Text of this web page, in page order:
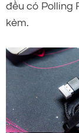
đều có Polling
kèm.